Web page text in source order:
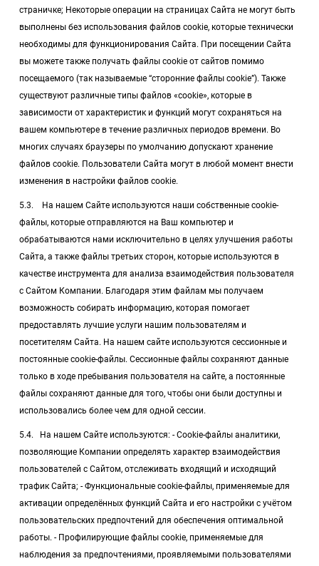
страничке; Некоторые операции на страницах Сайта не могут быть
выполнены без использования файлов cookie, которые технически
необходимы для функционирования Сайта. При посещении Сайта
вы можете также получать файлы cookie от сайтов помимо
посещаемого (так называемые “сторонние файлы cookie”). Также
существуют различные типы файлов «cookie», которые в
зависимости от характеристик и функций могут сохраняться на
вашем компьютере в течение различных периодов времени. Во
многих случаях браузеры по умолчанию допускают хранение
файлов cookie. Пользователи Сайта могут в любой момент внести
изменения в настройки файлов cookie.
5.3. На нашем Сайте используются наши собственные cookie-
файлы, которые отправляются на Ваш компьютер и
обрабатываются нами исключительно в целях улучшения работы
Сайта, а также файлы третьих сторон, которые используются в
качестве инструмента для анализа взаимодействия пользователя
с Сайтом Компании. Благодаря этим файлам мы получаем
возможность собирать информацию, которая помогает
предоставлять лучшие услуги нашим пользователям и
посетителям Сайта. На нашем сайте используются сессионные и
постоянные cookie-файлы. Сессионные файлы сохраняют данные
только в ходе пребывания пользователя на сайте, а постоянные
файлы сохраняют данные для того, чтобы они были доступны и
использовались более чем для одной сессии.
5.4. На нашем Сайте используются: - Cookie-файлы аналитики,
позволяющие Компании определять характер взаимодействия
пользователей с Сайтом, отслеживать входящий и исходящий
трафик Сайта; - Функциональные cookie-файлы, применяемые для
активации определённых функций Сайта и его настройки с учётом
пользовательских предпочтений для обеспечения оптимальной
работы. - Профилирующие файлы cookie, применяемые для
наблюдения за предпочтениями, проявляемыми пользователями